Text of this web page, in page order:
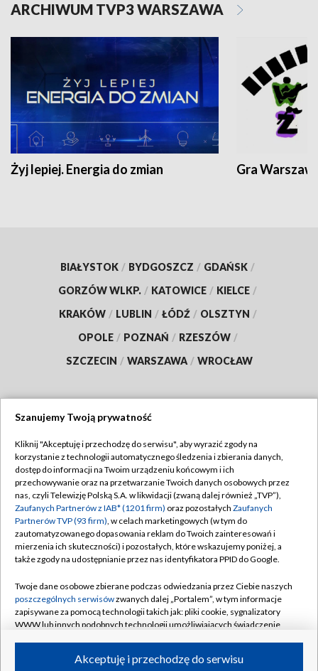
ARCHIWUM TVP3 WARSZAWA
Żyj lepiej. Energia do zmian Gra
BIAŁYSTOK / BYDGOSZCZ / GDAŃSK /
GORZÓW WLKP. / KATOWICE / KIELCE /
KRAKÓW / LUBLIN / ŁÓDŹ / OLSZTYN /
OPOLE / POZNAŃ / RZESZÓW /
SZCZECIN / WARSZAWA / WROCŁAW
TVP
Abonament TVP
Emisja w TVP
Centrum informacji TVP
Naziemna Telewizja Cyfrowa
Rada Programowa
System NOS
Informacje o nadawcy
Program dla prasy
Regulamin TVP
Polityka prywatności
Moje zgody
Pomoc
Kontakt
Kanały
Szanujemy Twoją prywatność
Kliknij "Akceptuję i przechodzę do serwisu", aby wyrazić zgody na
korzystanie z technologii automatycznego śledzenia i zbierania danych,
dostęp do informacji na Twoim urządzeniu końcowym i ich
przechowywanie oraz na przetwarzanie Twoich danych osobowych przez
nas, czyli Telewizję Polską S.A. w likwidacji (zwaną dalej również „TVP”),
Zaufanych Partnerów z IAB* (1201 firm) oraz pozostałych Zaufanych
Partnerów TVP (93 firm), w celach marketingowych (w tym do
zautomatyzowanego dopasowania reklam do Twoich zainteresowań i
mierzenia ich skuteczności) i pozostałych, które wskazujemy poniżej, a
także zgody na udostępnianie przez nas identyfikatora PPID do Google.
Twoje dane osobowe zbierane podczas odwiedzania przez Ciebie naszych
poszczególnych serwisówzwanych dalej „Portalem”, w tym informacje
zapisywane za pomocą technologii takich jak: pliki cookie, sygnalizatory
WWW lub innych podobnych technologii umożliwiających świadczenie
ruchu w Internecie.Akceptuję i przechodzę do serwisu